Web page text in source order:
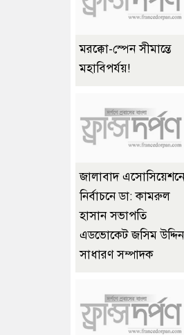
মরক্কো-স্পেন সীমান্তে
মহাবিপর্যয়!
জালাবাদ
নির্বাচনে ডা: কামরুল
হাসান সভাপতি
এডভোকেট জসিম উদ্দিন
সাধারণ সম্পাদক